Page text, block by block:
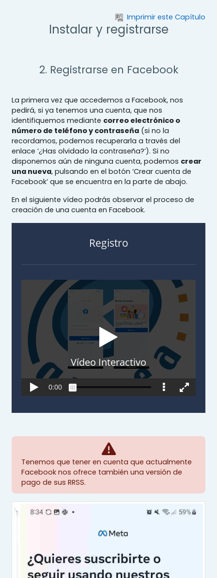
Imprimir este Capítulo
Instalar y registrarse
2. Registrarse en Facebook
La primera vez que accedemos a Facebook, nos
pedirá, si ya tenemos una cuenta, que nos
identifiquemos mediante correo electrónico o
número de teléfono y contraseña (si no la
recordamos, podemos recuperarla a través del
enlace ‘¿Has olvidado la contraseña?’). Si no
disponemos aún de ninguna cuenta, podemos crear
una nueva, pulsando en el botón ‘Crear cuenta de
Facebook’ que se encuentra en la parte de abajo.
En el siguiente vídeo podrás observar el proceso de
creación de una cuenta en Facebook.
Registro
Tenemos que tener en cuenta que actualmente
Facebook nos ofrece también una versión de
pago de sus RRSS.